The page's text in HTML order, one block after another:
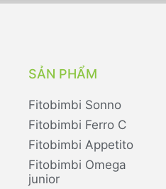
SẢN PHẨM
Fitobimbi Sonno
Fitobimbi Ferro C
Fitobimbi Appetito
Fitobimbi Omega
junior